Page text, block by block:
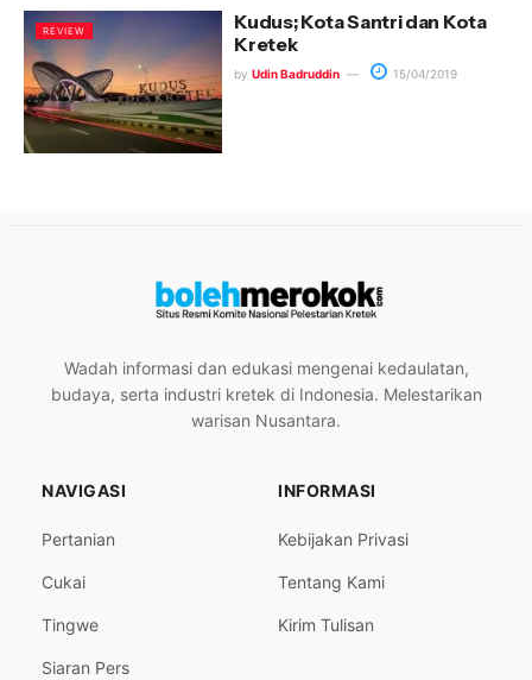
REVIEW
Kudus; Kota Santri dan Kota
Kretek
by Udin Badruddin 15/04/2019
Wadah informasi dan edukasi mengenai kedaulatan,
budaya, serta industri kretek di Indonesia. Melestarikan
warisan Nusantara.
NAVIGASI
Pertanian
Cukai
Tingwe
Siaran Pers
INFORMASI
Kebijakan Privasi
Tentang Kami
Kirim Tulisan